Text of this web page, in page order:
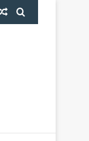
Rastgele Makale